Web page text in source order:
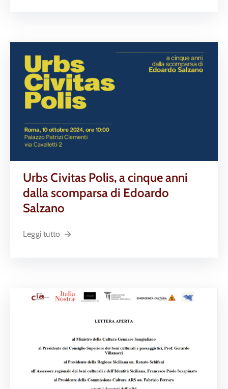
Urbs Civitas Polis, a cinque anni
dalla scomparsa di Edoardo
Salzano
Leggi tutto